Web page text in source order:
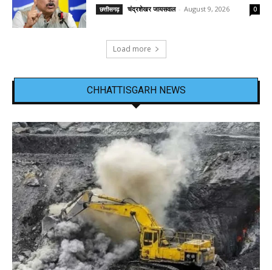
छत्तीसगढ़ चंद्रशेखर जायसवाल - August 9, 2026 0
Load more
CHHATTISGARH NEWS